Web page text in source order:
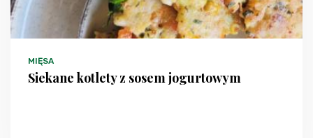
MIĘSA
Siekane kotlety z sosem jogurtowym